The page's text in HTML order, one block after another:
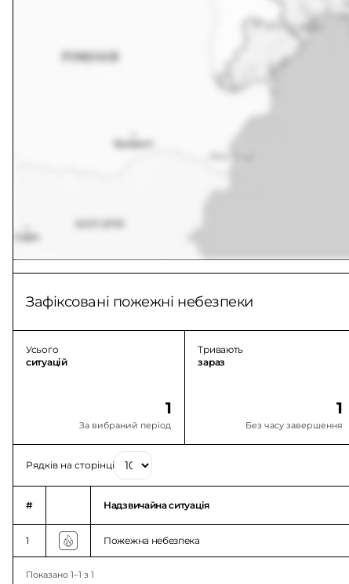
Зафіксовані пожежні небезпеки
Усього
ситуацій
1
За вибраний період
Тривають
зараз
1
Без часу завершення
Рядків на сторінці
# Надзвичайна ситуація
1 Пожежна небезпека
Показано 1–1 з 1